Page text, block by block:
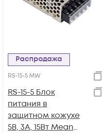
Распродажа
RS-15-5 MW
RS-15-5 Блок
питания в
защитном кожухе
5В, 3А, 15Вт Mean